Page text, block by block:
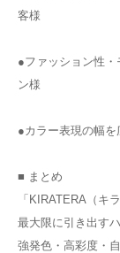
客様
●ファッション性
ン様
●カラー表現の幅
■ まとめ
「KIRATERA（キ
最大限に引き出す
強発色・高彩度・